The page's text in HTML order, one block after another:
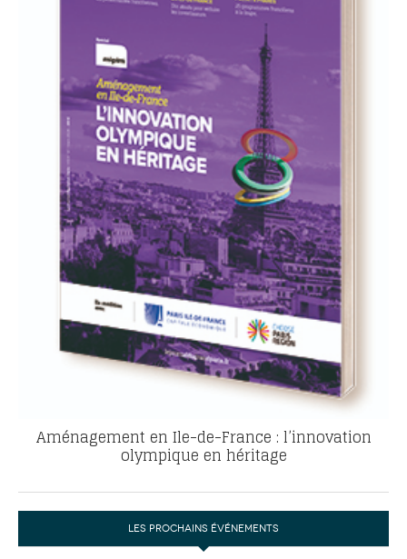
Aménagement en Ile-de-France : l’innovation
olympique en héritage
LES PROCHAINS ÉVÉNEMENTS